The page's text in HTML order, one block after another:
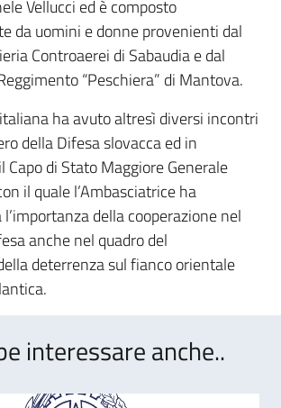
Vellucci ed è composto
da uomini e donne provenienti dal
Controaerei di Sabaudia e dal
“Peschiera” di Mantova.
ha avuto altresì diversi incontri
della Difesa slovacca ed in
Capo di Stato Maggiore Generale
il quale l’Ambasciatrice ha
della cooperazione nel
anche nel quadro del
deterrenza sul fianco orientale
interessare anche..